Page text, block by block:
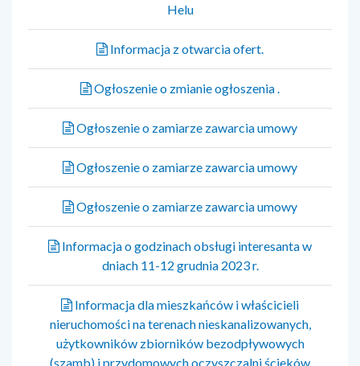
Helu
Informacja z otwarcia ofert.
Ogłoszenie o zmianie ogłoszenia .
Ogłoszenie o zamiarze zawarcia umowy
Ogłoszenie o zamiarze zawarcia umowy
Ogłoszenie o zamiarze zawarcia umowy
Informacja o godzinach obsługi interesanta w
dniach 11-12 grudnia 2023 r.
Informacja dla mieszkańców i właścicieli
nieruchomości na terenach nieskanalizowanych,
użytkowników zbiorników bezodpływowych
(szamb) i przydomowych oczyszczalni ścieków